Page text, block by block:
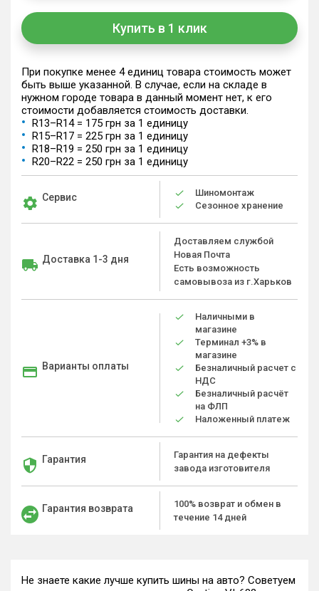
Купить в 1 клик
При покупке менее 4 единиц товара стоимость может
быть выше указанной. В случае, если на складе в
нужном городе товара в данный момент нет, к его
стоимости добавляется стоимость доставки.
R13–R14 = 175 грн за 1 единицу
R15–R17 = 225 грн за 1 единицу
R18–R19 = 250 грн за 1 единицу
R20–R22 = 250 грн за 1 единицу
Сервис
Шиномонтаж
Сезонное хранение
Доставка 1-3 дня
Доставляем службой
Новая Почта
Есть возможность
самовывоза из г.Харьков
Варианты оплаты
Наличными в
магазине
Терминал +3% в
магазине
Безналичный расчет с
НДС
Безналичный расчёт
на ФЛП
Наложенный платеж
Гарантия
Гарантия на дефекты
завода изготовителя
Гарантия возврата
100% возврат и обмен в
течение 14 дней
Не знаете какие лучше купить шины на авто? Советуем